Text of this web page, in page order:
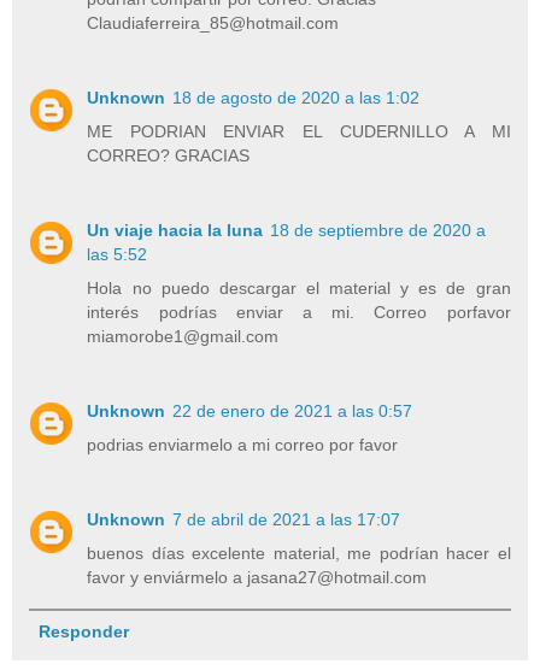
Claudiaferreira_85@hotmail.com
Unknown 18 de agosto de 2020 a las 1:02
ME PODRIAN ENVIAR EL CUDERNILLO A MI
CORREO? GRACIAS
Un viaje hacia la luna 18 de septiembre de 2020 a
las 5:52
Hola no puedo descargar el material y es de gran
interés podrías enviar a mi. Correo porfavor
miamorobe1@gmail.com
Unknown 22 de enero de 2021 a las 0:57
podrias enviarmelo a mi correo por favor
Unknown 7 de abril de 2021 a las 17:07
buenos días excelente material, me podrían hacer el
favor y enviármelo a jasana27@hotmail.com
Responder